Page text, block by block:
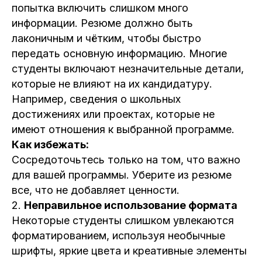
попытка включить слишком много
информации. Резюме должно быть
лаконичным и чётким, чтобы быстро
передать основную информацию. Многие
студенты включают незначительные детали,
которые не влияют на их кандидатуру.
Например, сведения о школьных
достижениях или проектах, которые не
имеют отношения к выбранной программе.
Как избежать:
Сосредоточьтесь только на том, что важно
для вашей программы. Уберите из резюме
все, что не добавляет ценности.
2. Неправильное использование формата
Некоторые студенты слишком увлекаются
форматированием, используя необычные
шрифты, яркие цвета и креативные элементы